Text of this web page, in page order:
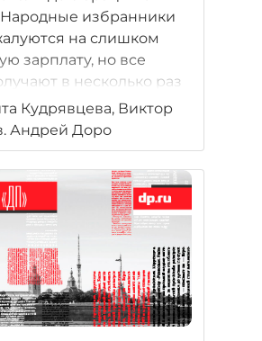
Народные избранники
на слишком
зарплату, но все
в несколько раз
в среднем по
предлагает
сравнение заработка
Кудрявцева, Виктор
Андрей Доро